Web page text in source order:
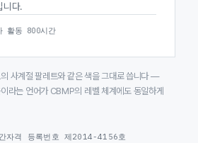
니다.
활동 800시간
사계절 팔레트와 같은 색을 그대로 씁니다 —
라는 언어가 CBMP의 레벨 체계에도 동일하게
자격 등록번호 제2014-4156호